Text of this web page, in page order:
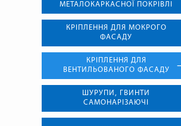
МЕТАЛОКАРКАСНОЇ ПОКРІВЛІ
КРІПЛЕННЯ ДЛЯ МОКРОГО
ФАСАДУ
КРІПЛЕННЯ ДЛЯ
ВЕНТИЛЬОВАНОГО ФАСАДУ
ШУРУПИ, ГВИНТИ
САМОНАРІЗАЮЧІ